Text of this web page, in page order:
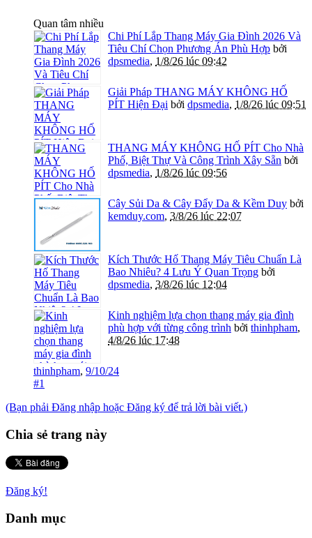
Quan tâm nhiều
Chi Phí Lắp Thang Máy Gia Đình 2026 Và
Tiêu Chí Chọn Phương Án Phù Hợp bởi
dpsmedia, 1/8/26 lúc 09:42
Giải Pháp THANG MÁY KHÔNG HỐ
PÍT Hiện Đại bởi dpsmedia, 1/8/26 lúc 09:51
THANG MÁY KHÔNG HỐ PÍT Cho Nhà
Phố, Biệt Thự Và Công Trình Xây Sẵn bởi
dpsmedia, 1/8/26 lúc 09:56
Cây Sủi Da & Cây Đẩy Da & Kềm Duy bởi
kemduy.com, 3/8/26 lúc 22:07
Kích Thước Hố Thang Máy Tiêu Chuẩn Là
Bao Nhiêu? 4 Lưu Ý Quan Trọng bởi
dpsmedia, 3/8/26 lúc 12:04
Kinh nghiệm lựa chọn thang máy gia đình
phù hợp với từng công trình bởi thinhpham,
4/8/26 lúc 17:48
thinhpham, 9/10/24
#1
(Bạn phải Đăng nhập hoặc Đăng ký để trả lời bài viết.)
Chia sẻ trang này
Đăng ký!
Danh mục